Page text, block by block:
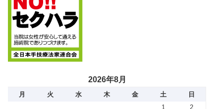
2026年8月
月 火 水 木 金 土
日
1
2